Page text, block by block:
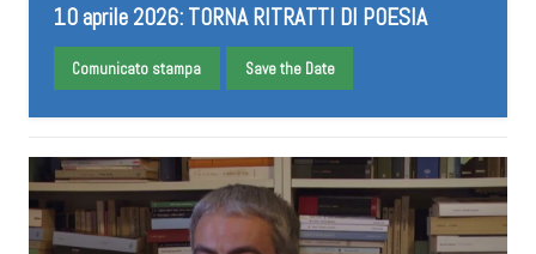
10 aprile 2026: TORNA RITRATTI DI POESIA
Comunicato stampa Save the Date